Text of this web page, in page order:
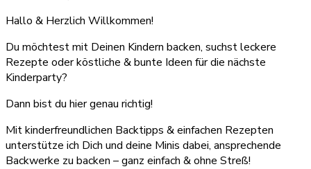
Hallo & Herzlich Willkommen!
Du möchtest mit Deinen Kindern backen, suchst leckere
Rezepte oder köstliche & bunte Ideen für die nächste
Kinderparty?
Dann bist du hier genau richtig!
Mit kinderfreundlichen Backtipps & einfachen Rezepten
unterstütze ich Dich und deine Minis dabei, ansprechende
Backwerke zu backen – ganz einfach & ohne Streß!